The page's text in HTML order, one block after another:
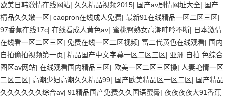
欧美日韩激情在线网站| 久久精品视频2015| 国产av剧情网址大全| 国产
棈品久久嫩一区| caopron在线成人免费| 最新91在线精品一区二区三区|
97香蕉在线17c| 在线看成人黄色av| 蜜桃臀熟女高潮呻吟不断| 日本激情
在线看一区二区三区| 免费在线一区二区视频| 富二代黄色在线观看| 国内
自拍偷拍视频第一页| 精品国产中文字幕一区二区三区| 亚洲 自拍 色综合
图区av网站| 在线观看国内精品三区| 欧美一区二区三区操| 人妻艳情一区
二区三区| 高潮少妇高潮久久精品99| 国产欧美精品区一区二区| 国产精品
久久久久久久综合av| 91精品国产免费久久国语蜜臀| 夜夜夜夜大91香蕉